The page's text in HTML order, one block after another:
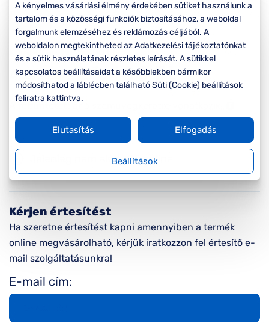
-20%
Korábbi ár: 33.000 Ft
Akciós ár: 26.400 Ft
Jelenleg nem elérhető online
Kérjen értesítést
Ha szeretne értesítést kapni amennyiben a termék
online megvásárolható, kérjük iratkozzon fel értesítő e-
mail szolgáltatásunkra!
E-mail cím:
A kényelmes vásárlási élmény érdekében sütiket használunk a
tartalom és a közösségi funkciók biztosításához, a weboldal
forgalmunk elemzéséhez és reklámozás céljából. A
weboldalon megtekintheted az Adatkezelési tájékoztatónkat
és a sütik használatának részletes leírását. A sütikkel
kapcsolatos beállításaidat a későbbiekben bármikor
módosíthatod a láblécben található Süti (Cookie) beállítások
feliratra kattintva.
Beállítások
Elutasítás Elfogadás